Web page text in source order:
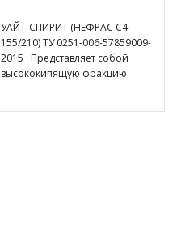
УАЙТ-СПИРИТ (НЕФРАС С4-
155/210) ТУ 0251-006-57859009-
2015 Представляет собой
высококипящую фракцию
бензина, применяется